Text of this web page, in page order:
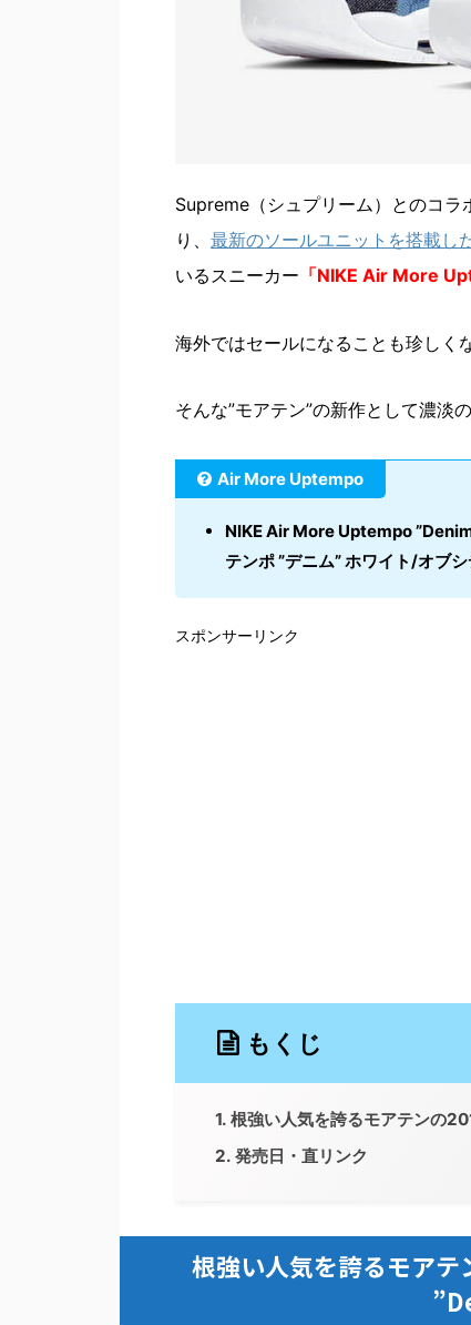
Supreme（シュプリーム）とのコラ
り、 最新のソールユニットを搭載し
いるスニーカー 「NIKE Air More
海外ではセールになることも珍しく
そんな”モアテン”の新作として濃淡
Air More Uptempo
NIKE Air More Uptempo
テンポ ”デニム” ホワイト/オブ
スポンサーリンク
もくじ
根強い人気を誇るモアテンの
発売日・直リンク
根強い人気を誇るモア